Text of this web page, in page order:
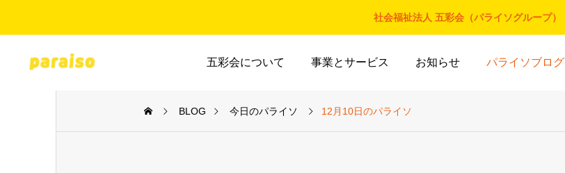
社会福祉法人 五彩会（パライソグループ）
五彩会について 事業とサービス お知らせ パライソブログ
BLOG 今日のパライソ 12月10日のパライソ